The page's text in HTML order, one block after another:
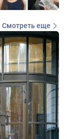
Смотреть еще